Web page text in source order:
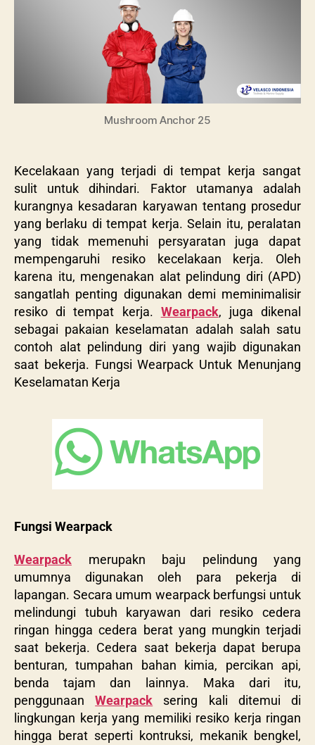
Mushroom Anchor 25
Kecelakaan yang terjadi di tempat kerja sangat
sulit untuk dihindari. Faktor utamanya adalah
kurangnya kesadaran karyawan tentang prosedur
yang berlaku di tempat kerja. Selain itu, peralatan
yang tidak memenuhi persyaratan juga dapat
mempengaruhi resiko kecelakaan kerja. Oleh
karena itu, mengenakan alat pelindung diri (APD)
sangatlah penting digunakan demi meminimalisir
resiko di tempat kerja. Wearpack, juga dikenal
sebagai pakaian keselamatan adalah salah satu
contoh alat pelindung diri yang wajib digunakan
saat bekerja. Fungsi Wearpack Untuk Menunjang
Keselamatan Kerja
Fungsi Wearpack
Wearpack merupakn baju pelindung yang
umumnya digunakan oleh para pekerja di
lapangan. Secara umum wearpack berfungsi untuk
melindungi tubuh karyawan dari resiko cedera
ringan hingga cedera berat yang mungkin terjadi
saat bekerja. Cedera saat bekerja dapat berupa
benturan, tumpahan bahan kimia, percikan api,
benda tajam dan lainnya. Maka dari itu,
penggunaanWearpack sering kali ditemui di
lingkungan kerja yang memiliki resiko kerja ringan
hingga berat seperti kontruksi, mekanik bengkel,